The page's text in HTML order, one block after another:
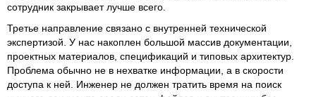
сотрудник закрывает лучше всего.
Третье направление связано с внутренней технической
экспертизой. У нас накоплен большой массив документации,
проектных материалов, спецификаций и типовых архитектур.
Проблема обычно не в нехватке информации, а в скорости
доступа к ней. Инженер не должен тратить время на поиск